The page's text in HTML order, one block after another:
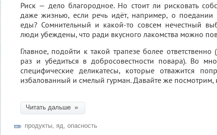
Риск — дело благородное. Но стоит ли рисковать
даже жизнью, если речь идёт, например, о
еды? Сомнительный и какой-то совсем нечестный
люди убеждены, что ради вкусного лакомства можно
Главное, подойти к такой трапезе более
раз и убедиться в добросовестности повара). Во
специфические деликатесы, которые отважится
избалованный и смелый гурман. Давайте же посмотрим,
Читать дальше »
продукты, яд, опасность